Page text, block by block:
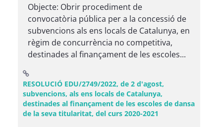
Objecte: Obrir procediment de
convocatòria pública per a la concessió de
subvencions als ens locals de Catalunya, en
règim de concurrència no competitiva,
destinades al finançament de les escoles...
RESOLUCIÓ EDU/2749/2022, de 2 d'agost,
subvencions, als ens locals de Catalunya,
destinades al finançament de les escoles de dansa
de la seva titularitat, del curs 2020-2021